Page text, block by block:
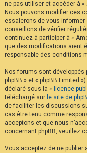
o
n
F
A
Q
ne pas utiliser et accéder à «
Nous pouvons modifier ces
essaierons de vous informer
conseillons de vérifier
continuez à participer à «
que des modifications aient
responsable des conditions
Nos forums sont développés
phpBB » et « phpBB Limited
déclaré sous la « licence
téléchargé sur le site de
de faciliter les discussions
cas être tenu comme
acceptons et que nous
concernant phpBB, veuillez
Vous acceptez de ne publier